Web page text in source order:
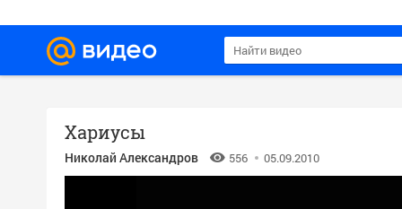
Хариусы
Николай Александров 556 05.09.2010